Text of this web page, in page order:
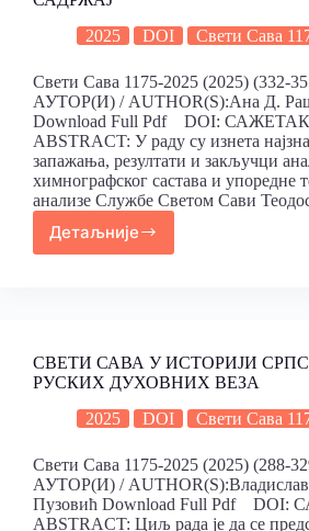
2025
DOI Свети Сава
Свети Сава 1175-2025 (2025) (332-
АУТОР(И) / AUTHOR(S):Ана Д.
Download Full Pdf DOI:
ABSTRACT: У раду су изнета
запажања, резултати и закључци
химнографског састава и упоредне
анализе Службе Светом Сави
Детаљније
СВЕТИ САВА У ИСТОРИJИ
РУСКИХ ДУХОВНИХ ВЕЗА
2025
DOI Свети Сава
Свети Сава 1175-2025 (2025) (288-
АУТОР(И) /
Пузовић Download Full Pdf DOI:
ABSTRACT: Циљ рада је да се